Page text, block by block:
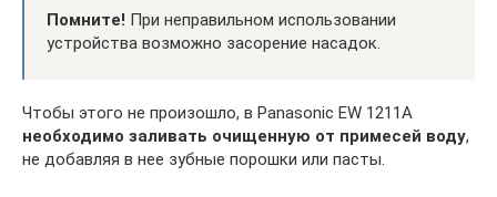
Помните! При неправильном использовании
устройства возможно засорение насадок.
Чтобы этого не произошло, в Panasonic EW 1211A
необходимо заливать очищенную от примесей воду,
не добавляя в нее зубные порошки или пасты.